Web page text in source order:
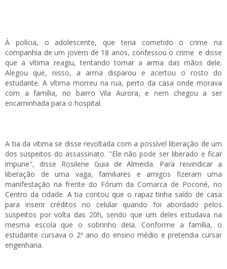
À polícia, o adolescente, que teria cometido o crime na
companhia de um jovem de 18 anos, confessou o crime e disse
que a vítima reagiu, tentando tomar a arma das mãos dele.
Alegou que, nisso, a arma disparou e acertou o rosto do
estudante. A vítima morreu na rua, perto da casa onde morava
com a família, no bairro Vila Aurora, e nem chegou a ser
encaminhada para o hospital.
A tia da vítima se disse revoltada com a possível liberação de um
dos suspeitos do assassinato. "Ele não pode ser liberado e ficar
impune", disse Rosilene Guia de Almeida. Para reivindicar a
liberação de uma vaga, familiares e amigos fizeram uma
manifestação na frente do Fórum da Comarca de Poconé, no
Centro da cidade. A tia contou que o rapaz tinha saído de casa
para inserir créditos no celular quando foi abordado pelos
suspeitos por volta das 20h, sendo que um deles estudava na
mesma escola que o sobrinho dela. Conforme a família, o
estudante cursava o 2º ano do ensino médio e pretendia cursar
engenharia.